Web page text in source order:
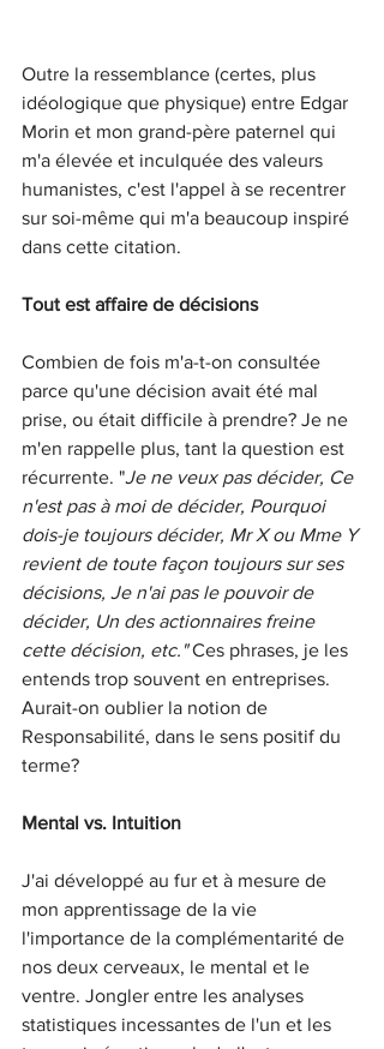
Outre la ressemblance (certes, plus
idéologique que physique) entre Edgar
Morin et mon grand-père paternel qui
m'a élevée et inculquée des valeurs
humanistes, c'est l'appel à se recentrer
sur soi-même qui m'a beaucoup inspiré
dans cette citation.
Tout est affaire de décisions
Combien de fois m'a-t-on consultée
parce qu'une décision avait été mal
prise, ou était difficile à prendre? Je ne
m'en rappelle plus, tant la question est
récurrente. "Je ne veux pas décider, Ce
n'est pas à moi de décider, Pourquoi
dois-je toujours décider, Mr X ou Mme Y
revient de toute façon toujours sur ses
décisions, Je n'ai pas le pouvoir de
décider, Un des actionnaires freine
cette décision, etc." Ces phrases, je les
entends trop souvent en entreprises.
Aurait-on oublier la notion de
Responsabilité, dans le sens positif du
terme?
Mental vs. Intuition
J'ai développé au fur et à mesure de
mon apprentissage de la vie
l'importance de la complémentarité de
nos deux cerveaux, le mental et le
ventre. Jongler entre les analyses
statistiques incessantes de l'un et les